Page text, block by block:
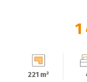
1
221 m²